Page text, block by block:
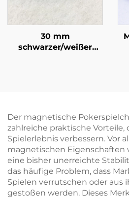
30 mm
schwarzer/weißer
magnetischer
Golfballmarker
Der magnetische
zahlreiche praktische Vorteile,
Spielerlebnis verbessern. Vor
magnetischen Eigenschaften
eine bisher unerreichte
das häufige Problem, dass
Spielen verrutschen oder aus
gestoßen werden. Dieses